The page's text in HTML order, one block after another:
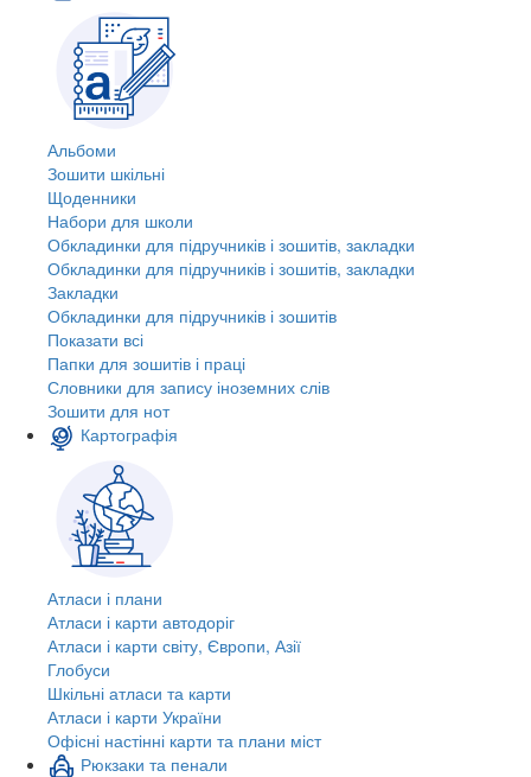
Альбоми
Зошити шкільні
Щоденники
Набори для школи
Обкладинки для підручників і зошитів, закладки
Обкладинки для підручників і зошитів, закладки
Закладки
Обкладинки для підручників і зошитів
Показати всі
Папки для зошитів і праці
Словники для запису іноземних слів
Зошити для нот
Картографія
Атласи і плани
Атласи і карти автодоріг
Атласи і карти світу, Європи, Азії
Глобуси
Шкільні атласи та карти
Атласи і карти України
Офісні настінні карти та плани міст
Рюкзаки та пенали